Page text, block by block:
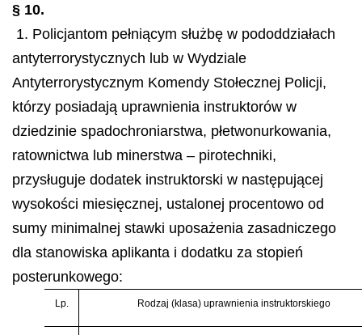
§ 10.
1. Policjantom pełniącym służbę w pododdziałach
antyterrorystycznych lub w Wydziale
Antyterrorystycznym Komendy Stołecznej Policji,
którzy posiadają uprawnienia instruktorów w
dziedzinie spadochroniarstwa, płetwonurkowania,
ratownictwa lub minerstwa – pirotechniki,
przysługuje dodatek instruktorski w następującej
wysokości miesięcznej, ustalonej procentowo od
sumy minimalnej stawki uposażenia zasadniczego
dla stanowiska aplikanta i dodatku za stopień
posterunkowego:
Lp. Rodzaj (klasa) uprawnienia instruktorskiego